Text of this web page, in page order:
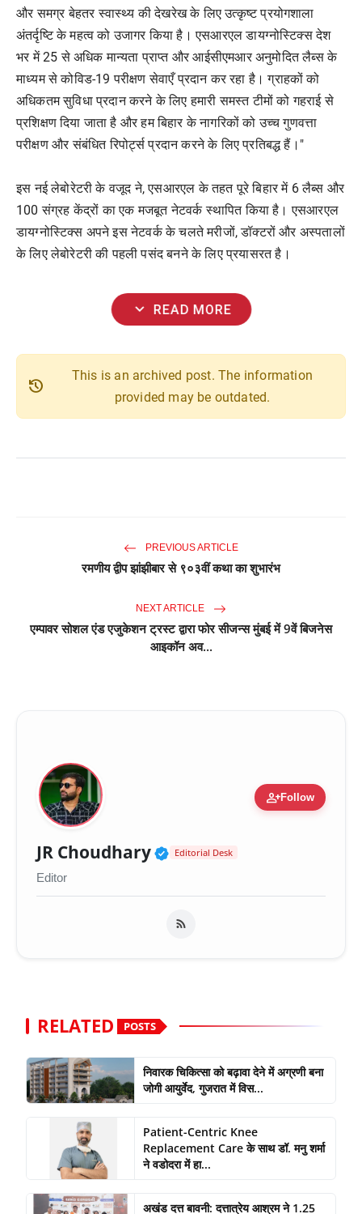
और समग्र बेहतर स्वास्थ्य की देखरेख के लिए उत्कृष्ट प्रयोगशाला
अंतर्दृष्टि के महत्व को उजागर किया है। एसआरएल डायग्नोस्टिक्स देश
भर में 25 से अधिक मान्यता प्राप्त और आईसीएमआर अनुमोदित लैब्स के
माध्यम से कोविड-19 परीक्षण सेवाएँ प्रदान कर रहा है। ग्राहकों को
अधिकतम सुविधा प्रदान करने के लिए हमारी समस्त टीमों को गहराई से
प्रशिक्षण दिया जाता है और हम बिहार के नागरिकों को उच्च गुणवत्ता
परीक्षण और संबंधित रिपोर्ट्स प्रदान करने के लिए प्रतिबद्ध हैं।"
इस नई लेबोरेटरी के वजूद ने, एसआरएल के तहत पूरे बिहार में 6 लैब्स और
100 संग्रह केंद्रों का एक मजबूत नेटवर्क स्थापित किया है। एसआरएल
डायग्नोस्टिक्स अपने इस नेटवर्क के चलते मरीजों, डॉक्टरों और अस्पतालों
के लिए लेबोरेटरी की पहली पसंद बनने के लिए प्रयासरत है।
expand_more READ MORE
history
This is an archived post. The information
provided may be outdated.
PREVIOUS ARTICLE
रमणीय द्वीप झांझीबार से ९०३वीं कथा का शुभारंभ
NEXT ARTICLE
एम्पावर सोशल एंड एजुकेशन ट्रस्ट द्वारा फोर सीजन्स मुंबई में 9वें बिजनेस
आइकॉन अव...
person_addFollow
JR Choudhary Verified Public Figure
Editorial Desk
Editor
RELATED POSTS
निवारक चिकित्सा को बढ़ावा देने में अग्रणी बना
जोगी आयुर्वेद, गुजरात में विस...
Patient-Centric Knee
Replacement Care के साथ डॉ. मनु शर्मा
ने वडोदरा में हा...
अखंड दत्त बावनी: दत्तात्रेय आश्रम ने 1.25